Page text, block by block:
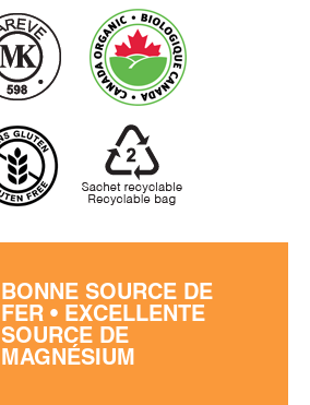
BONNE SOURCE DE
FER • EXCELLENTE
SOURCE DE
MAGNÉSIUM